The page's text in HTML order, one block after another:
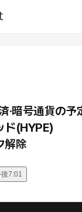
·暗号通貨の予
ド(HYPE)
解除
7:01